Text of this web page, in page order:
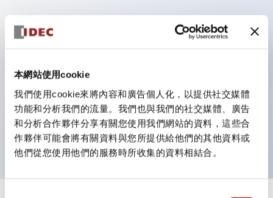
本網站使用cookie
我們使用cookie來將內容和廣告個人化，以提供社交媒體
功能和分析我們的流量。我們也與我們的社交媒體、廣告
和分析合作夥伴分享有關您使用我們網站的資料，這些合
作夥伴可能會將有關資料與您所提供給他們的其他資料或
他們從您使用他們的服務時所收集的資料相結合。
操作面板的凹凸減少，呈現銳利感。
支援分離型／單板式
優秀的防水性能。保護結構IP65
按鈕開關、選擇開關、帶鎖選擇開關最多3c接點。
邊框顏色有黑色與金屬色兩種。
LED照明帶來明亮且清晰的照明面